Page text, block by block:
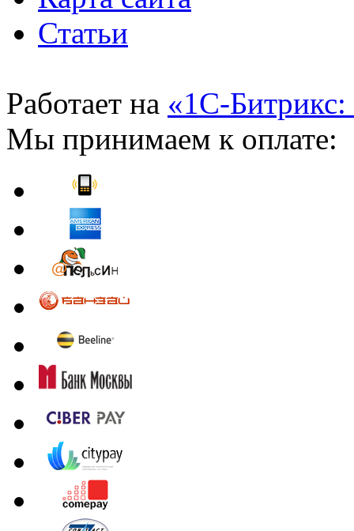
Статьи
Работает на «1С-Битрикс:
Мы принимаем к оплате: